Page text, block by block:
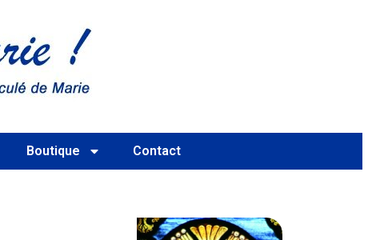
Boutique Contact